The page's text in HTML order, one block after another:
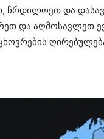
ჩრდილოეთ და
და აღმოსავლეთ